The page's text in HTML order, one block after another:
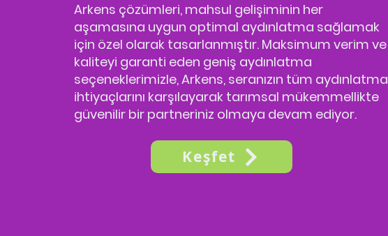
Arkens çözümleri, mahsul gelişiminin her
aşamasına uygun optimal aydınlatma sağlamak
için özel olarak tasarlanmıştır. Maksimum verim ve
kaliteyi garanti eden geniş aydınlatma
seçeneklerimizle, Arkens, seranızın tüm aydınlatma
ihtiyaçlarını karşılayarak tarımsal mükemmellikte
güvenilir bir partneriniz olmaya devam ediyor.
Keşfet